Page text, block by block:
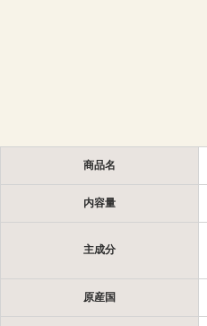
商品名
内容量
主成分
原産国